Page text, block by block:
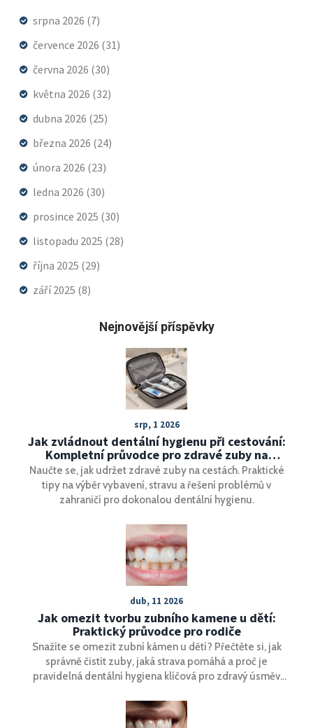
srpna 2026 (7)
července 2026 (31)
června 2026 (30)
května 2026 (32)
dubna 2026 (25)
března 2026 (24)
února 2026 (23)
ledna 2026 (30)
prosince 2025 (30)
listopadu 2025 (28)
října 2025 (29)
září 2025 (8)
Nejnovější příspěvky
srp, 1 2026
Jak zvládnout dentální hygienu při cestování:
Kompletní průvodce pro zdravé zuby na
dovolené
Naučte se, jak udržet zdravé zuby na cestách. Praktické
tipy na výběr vybavení, stravu a řešení problémů v
zahraničí pro dokonalou dentální hygienu.
dub, 11 2026
Jak omezit tvorbu zubního kamene u dětí:
Praktický průvodce pro rodiče
Snažíte se omezit zubní kámen u dětí? Přečtěte si, jak
správně čistit zuby, jaká strava pomáhá a proč je
pravidelná dentální hygiena klíčová pro zdravý úsměv